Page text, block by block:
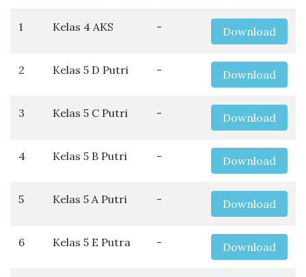
1 Kelas 4 AKS - Download
2 Kelas 5 D Putri - Download
3 Kelas 5 C Putri - Download
4 Kelas 5 B Putri - Download
5 Kelas 5 A Putri - Download
6 Kelas 5 E Putra - Download